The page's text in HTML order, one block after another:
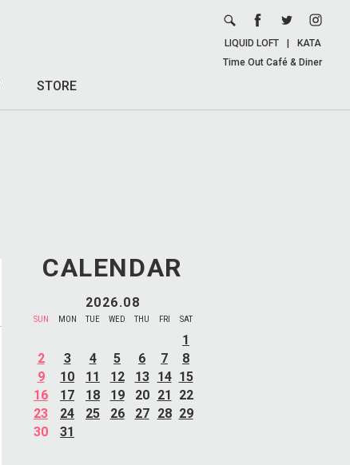
STORE
LIQUID LOFT
KATA
Time Out Café & Diner
CALENDAR
2026.08
SUN MON TUE WED THU FRI SAT
1
2
3 4 5 6 7
8
9
10 11 12 13 14 15
16
17 18 19 20 21
22
23
24 25 26 27 28 29
30
31